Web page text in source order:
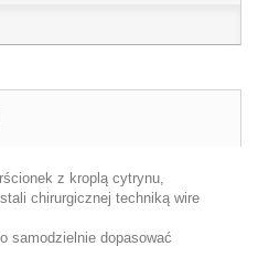
z kroplą cytrynu,
chirurgicznej techniką wire
samodzielnie dopasować